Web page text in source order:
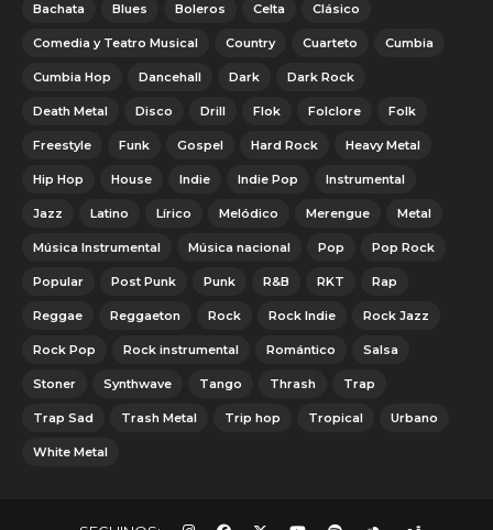
Bachata Blues Boleros Celta Clásico
Comedia y Teatro Musical Country Cuarteto Cumbia
Cumbia Hop Dancehall Dark Dark Rock
Death Metal Disco Drill Flok Folclore Folk
Freestyle Funk Gospel Hard Rock Heavy Metal
Hip Hop House Indie Indie Pop Instrumental
Jazz Latino Lírico Melódico Merengue Metal
Música Instrumental Música nacional Pop Pop Rock
Popular Post Punk Punk R&B RKT Rap
Reggae Reggaeton Rock Rock Indie Rock Jazz
Rock Pop Rock instrumental Romántico Salsa
Stoner Synthwave Tango Thrash Trap
Trap Sad Trash Metal Trip hop Tropical Urbano
White Metal